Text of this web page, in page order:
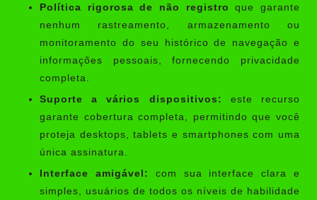
Política rigorosa de não registro
que garante
nenhum rastreamento, armazenamento ou
monitoramento do seu histórico de navegação e
informações pessoais, fornecendo privacidade
completa.
Suporte a vários dispositivos:
este recurso
garante cobertura completa, permitindo que você
proteja desktops, tablets e smartphones com uma
única assinatura.
Interface amigável:
com sua interface clara e
simples, usuários de todos os níveis de habilidade